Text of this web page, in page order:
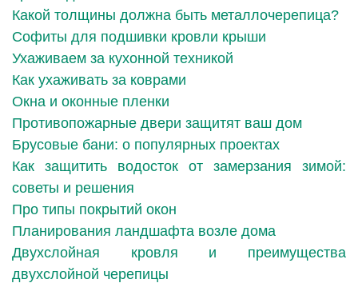
Какой толщины должна быть металлочерепица?
Софиты для подшивки кровли крыши
Ухаживаем за кухонной техникой
Как ухаживать за коврами
Окна и оконные пленки
Противопожарные двери защитят ваш дом
Брусовые бани: о популярных проектах
Как защитить водосток от замерзания зимой:
советы и решения
Про типы покрытий окон
Планирования ландшафта возле дома
Двухслойная кровля и преимущества
двухслойной черепицы